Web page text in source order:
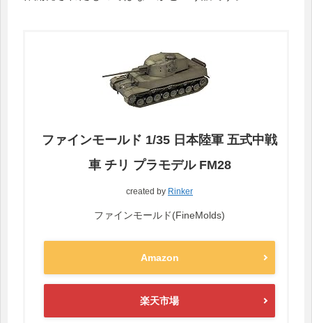
ファインモールド 1/35 日本陸軍 五式中戦
車 チリ プラモデル FM28
created by Rinker
ファインモールド(FineMolds)
Amazon
楽天市場